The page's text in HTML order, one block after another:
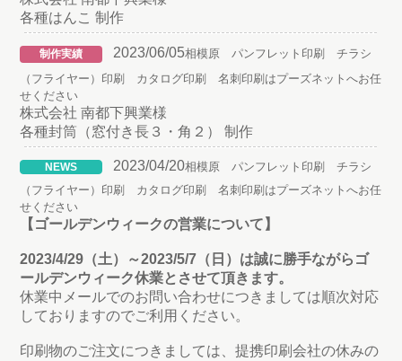
各種はんこ 制作
制作実績 2023/06/05相模原 パンフレット印刷 チラシ
（フライヤー）印刷 カタログ印刷 名刺印刷はプーズネットへお任
せください
株式会社 南都下興業様
各種封筒（窓付き長３・角２） 制作
NEWS 2023/04/20相模原 パンフレット印刷 チラシ
（フライヤー）印刷 カタログ印刷 名刺印刷はプーズネットへお任
せください
【ゴールデンウィークの営業について】
2023/4/29（土）～2023/5/7（日）は誠に勝手ながらゴ
ールデンウィーク休業とさせて頂きます。
休業中メールでのお問い合わせにつきましては順次対応
しておりますのでご利用ください。
印刷物のご注文につきましては、提携印刷会社の休みの